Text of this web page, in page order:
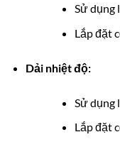
Sử dụng
Lắp đặt
Dải nhiệt độ:
Sử dụng
Lắp đặt